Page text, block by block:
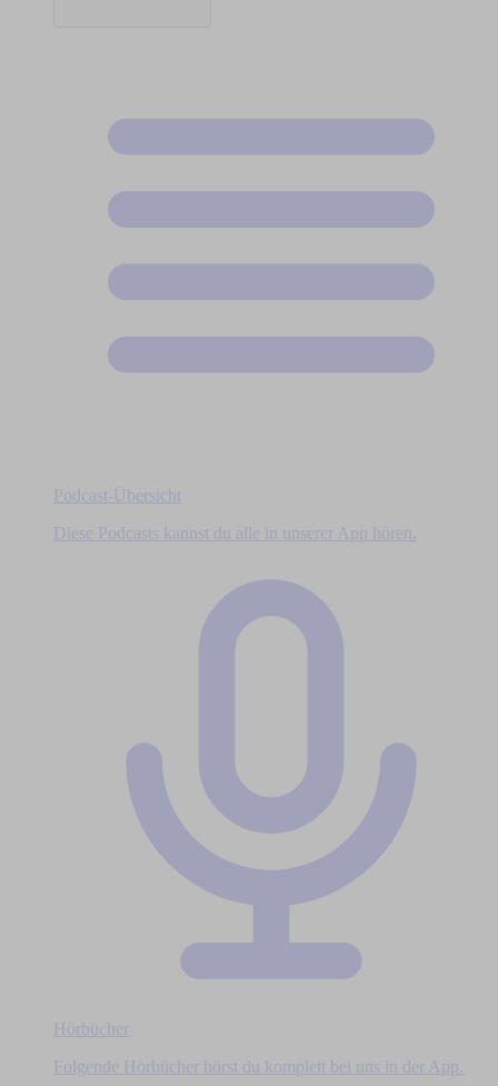
Podcast-Übersicht
Diese Podcasts kannst du alle in unserer App hören.
Hörbücher
Folgende Hörbücher hörst du komplett bei uns in der App.